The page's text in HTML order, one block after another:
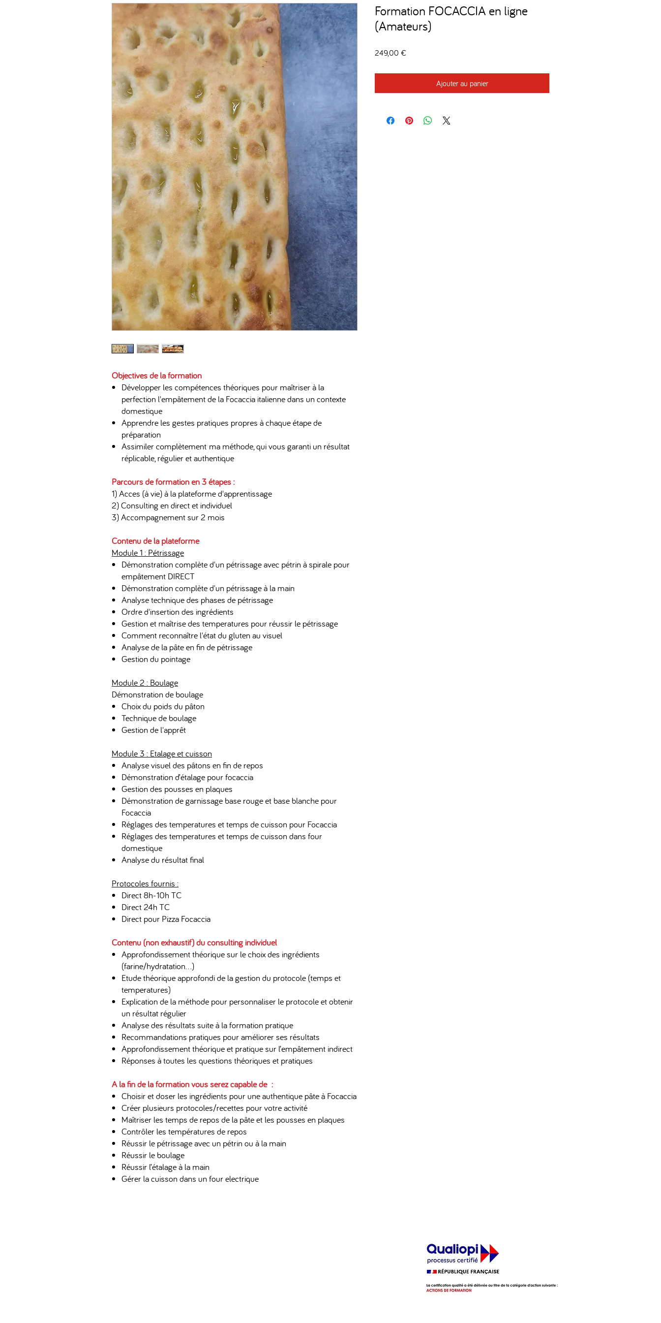
Objectives de la formation
Développer les compétences théoriques pour maîtriser à la
perfection l'empâtement de la Focaccia italienne dans un contexte
domestique
Apprendre les gestes pratiques propres à chaque étape de
préparation
Assimiler complètement ma méthode, qui vous garanti un résultat
réplicable, régulier et authentique
Parcours de formation en 3 étapes :
1) Acces (à vie) à la plateforme d'apprentissage
2) Consulting en direct et individuel
3) Accompagnement sur 2 mois
Contenu de la plateforme
Module 1 : Pétrissage
Démonstration complète d'un pétrissage avec pétrin à spirale pour
empâtement DIRECT
Démonstration complète d'un pétrissage à la main
Analyse technique des phases de pétrissage
Ordre d'insertion des ingrédients
Gestion et maîtrise des temperatures pour réussir le pétrissage
Comment reconnaître l'état du gluten au visuel
Analyse de la pâte en fin de pétrissage
Gestion du pointage
Module 2 : Boulage
​Démonstration de boulage
Choix du poids du pâton
Technique de boulage
Gestion de l'apprêt
Module 3 : Etalage et cuisson
Analyse visuel des pâtons en fin de repos
Démonstration d’étalage pour focaccia
Gestion des pousses en plaques
Démonstration de garnissage base rouge et base blanche pour
Focaccia
Réglages des temperatures et temps de cuisson pour Focaccia
Réglages des temperatures et temps de cuisson dans four
domestique
Analyse du résultat final
Protocoles fournis :
Direct 8h-10h TC
Direct 24h TC
Direct pour Pizza Focaccia
Contenu (non exhaustif) du consulting individuel
Approfondissement théorique sur le choix des ingrédients
(farine/hydratation…)
Etude théorique approfondi de la gestion du protocole (temps et
temperatures)
Explication de la méthode pour personnaliser le protocole et obtenir
un résultat régulier
Analyse des résultats suite à la formation pratique
Recommandations pratiques pour améliorer ses résultats
Approfondissement théorique et pratique sur l’empâtement indirect
Réponses à toutes les questions théoriques et pratiques
A la fin de la formation vous serez capable de :
Choisir et doser les ingrédients pour une authentique pâte à Focaccia
Créer plusieurs protocoles/recettes pour votre activité
Maîtriser les temps de repos de la pâte et les pousses en plaques
Contrôler les températures de repos
Réussir le pétrissage avec un pétrin ou à la main
Réussir le boulage
Réussir l’étalage à la main
Gérer la cuisson dans un four electrique
Formation FOCACCIA en ligne
(Amateurs)
249,00 €Prix
Ajouter au panier